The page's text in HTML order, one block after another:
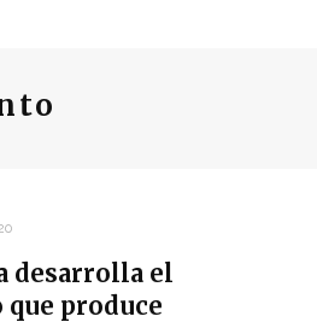
desarrolla el
produce